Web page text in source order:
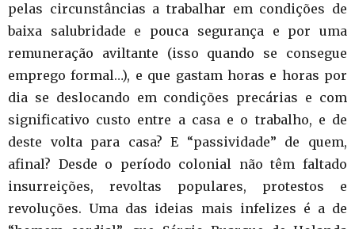
pelas circunstâncias a trabalhar em condições de
baixa salubridade e pouca segurança e por uma
remuneração aviltante (isso quando se consegue
emprego formal…), e que gastam horas e horas por
dia se deslocando em condições precárias e com
significativo custo entre a casa e o trabalho, e de
deste volta para casa? E “passividade” de quem,
afinal? Desde o período colonial não têm faltado
insurreições, revoltas populares, protestos e
revoluções. Uma das ideias mais infelizes é a de